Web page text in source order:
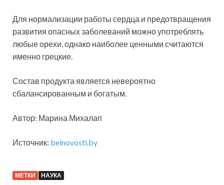
Для нормализации работы сердца и предотвращения
развития опасных заболеваний можно употреблять
любые орехи, однако наиболее ценными считаются
именно грецкие.
Состав продукта является невероятно
сбалансированным и богатым.
Автор: Марина Михалап
Источник: belnovosti.by
МЕТКИ НАУКА